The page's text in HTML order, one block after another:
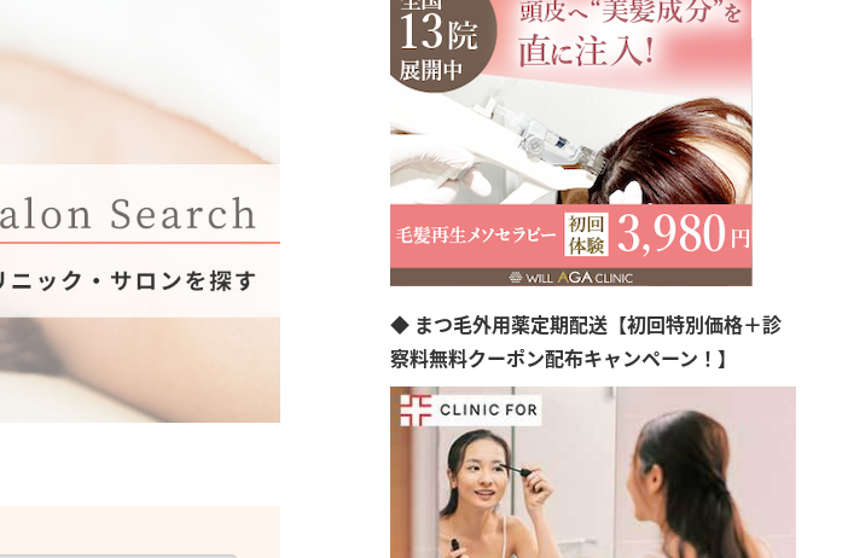
◆ まつ毛外用薬定期配送【初回特別価格＋診
察料無料クーポン配布キャンペーン！】